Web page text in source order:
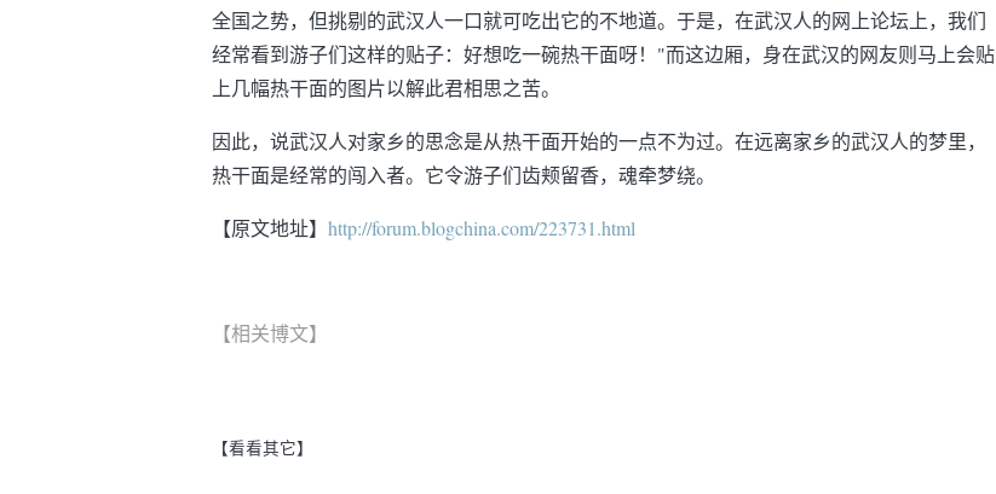
全国之势，但挑剔的武汉人一口就可吃出它的不地道。于是，在武汉人的网上论坛上，我们
经常看到游子们这样的贴子：好想吃一碗热干面呀！"而这边厢，身在武汉的网友则马上会贴
上几幅热干面的图片以解此君相思之苦。
因此，说武汉人对家乡的思念是从热干面开始的一点不为过。在远离家乡的武汉人的梦里，
热干面是经常的闯入者。它令游子们齿颊留香，魂牵梦绕。
【原文地址】 http://forum.blogchina.com/223731.html
【相关博文】
【看看其它】